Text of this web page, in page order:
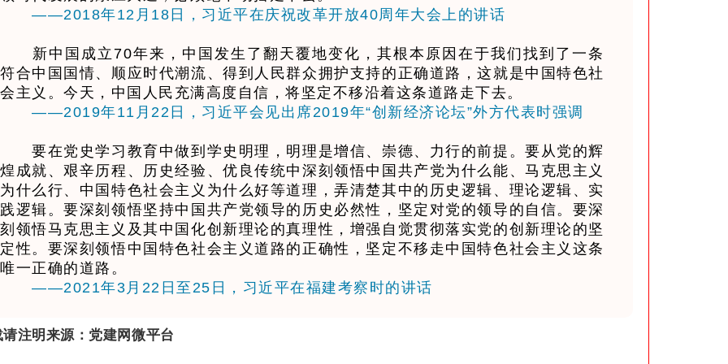
——2018年12月18日，习近平在庆祝改革开放40周年大会上的讲话
新中国成立70年来，中国发生了翻天覆地变化，其根本原因在于我们找到了一条
符合中国国情、顺应时代潮流、得到人民群众拥护支持的正确道路，这就是中国特色社
会主义。今天，中国人民充满高度自信，将坚定不移沿着这条道路走下去。
——2019年11月22日，习近平会见出席2019年“创新经济论坛”外方代表时强调
要在党史学习教育中做到学史明理，明理是增信、崇德、力行的前提。要从党的辉
煌成就、艰辛历程、历史经验、优良传统中深刻领悟中国共产党为什么能、马克思主义
为什么行、中国特色社会主义为什么好等道理，弄清楚其中的历史逻辑、理论逻辑、实
践逻辑。要深刻领悟坚持中国共产党领导的历史必然性，坚定对党的领导的自信。要深
刻领悟马克思主义及其中国化创新理论的真理性，增强自觉贯彻落实党的创新理论的坚
定性。要深刻领悟中国特色社会主义道路的正确性，坚定不移走中国特色社会主义这条
唯一正确的道路。
——2021年3月22日至25日，习近平在福建考察时的讲话
请注明来源：党建网微平台